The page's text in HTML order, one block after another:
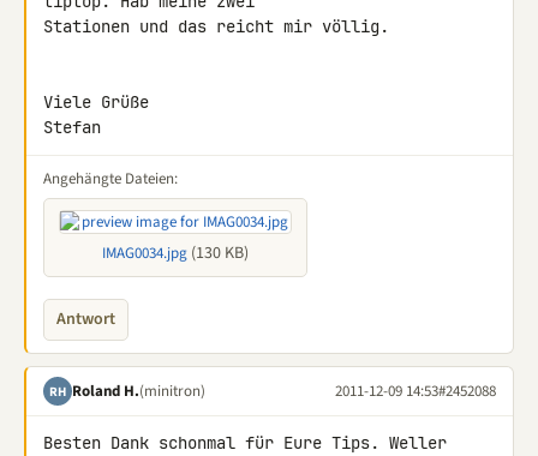
Stationen und das reicht mir völlig.
Viele Grüße
Stefan
Angehängte Dateien:
IMAG0034.jpg (130 KB)
Antwort
RH Roland H.(minitron) 2011-12-09 14:53#2452088
Besten Dank schonmal für Eure Tips. Weller